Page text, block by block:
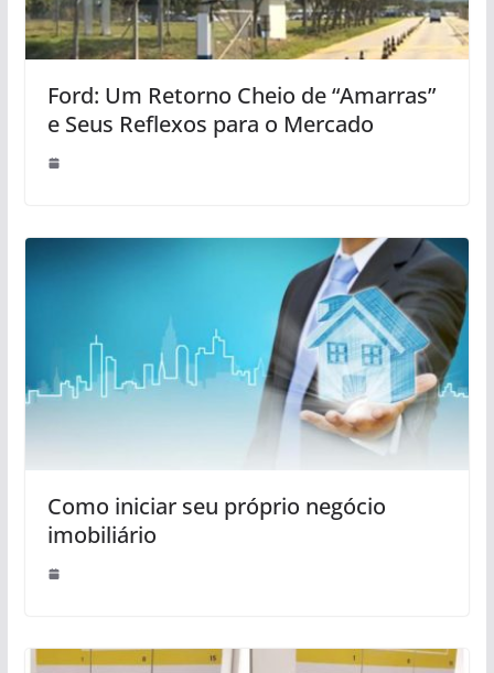
Ford: Um Retorno Cheio de “Amarras”
e Seus Reflexos para o Mercado
Como iniciar seu próprio negócio
imobiliário